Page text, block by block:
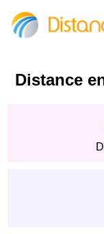
Distance